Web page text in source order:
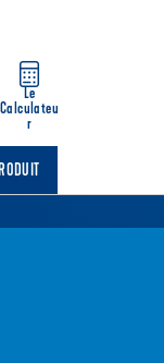
Le
Calculateu
r